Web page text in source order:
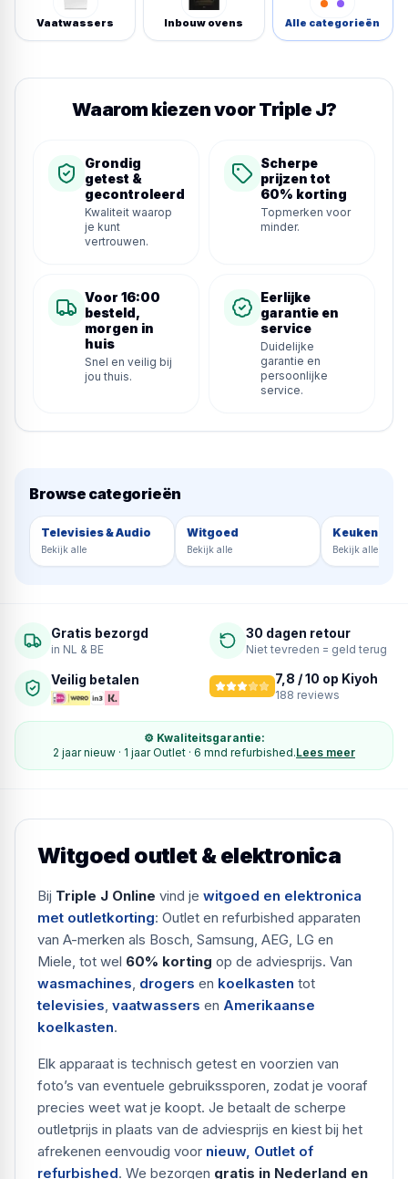
Vaatwassers Inbouw ovens Alle categorieën
Waarom kiezen voor Triple J?
Grondig
getest &
gecontroleerd
Kwaliteit waarop
je kunt
vertrouwen.
Scherpe
prijzen tot
60% korting
Topmerken voor
minder.
Voor 16:00
besteld,
morgen in
huis
Snel en veilig bij
jou thuis.
Eerlijke
garantie en
service
Duidelijke
garantie en
persoonlijke
service.
Browse categorieën
Televisies & Audio
Bekijk alle
Witgoed
Bekijk alle Bekijk alle
Gratis bezorgd
in NL & BE
30 dagen retour
Niet tevreden = geld terug
Veilig betalen 7,8 / 10 op Kiyoh
188 reviews
⚙ Kwaliteitsgarantie:
2 jaar nieuw · 1 jaar Outlet · 6 mnd refurbished.Lees meer
Witgoed outlet & elektronica
Bij Triple J Online vind je witgoed en elektronica
met outletkorting: Outlet en refurbished apparaten
van A-merken als Bosch, Samsung, AEG, LG en
Miele, tot wel 60% korting op de adviesprijs. Van
wasmachines drogers en koelkasten tot
televisies vaatwassers en Amerikaanse
koelkasten.
Elk apparaat is technisch getest en voorzien van
foto’s van eventuele gebruikssporen, zodat je vooraf
precies weet wat je koopt. Je betaalt de scherpe
outletprijs in plaats van de adviesprijs en kiest bij het
afrekenen eenvoudig voor nieuw, Outlet of
refurbished. We bezorgen gratis in Nederland en